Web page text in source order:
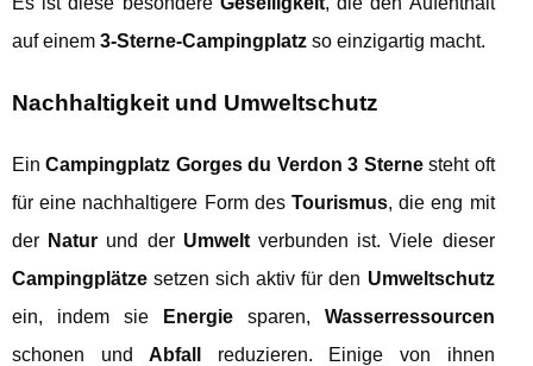
auf einem 3-Sterne-Campingplatz so einzigartig macht.
Nachhaltigkeit und Umweltschutz
EinCampingplatz Gorges du Verdon 3 Sternesteht oft
für eine nachhaltigere Form des Tourismus, die eng mit
der Natur und der Umweltverbunden ist. Viele dieser
Campingplätze setzen sich aktiv für den Umweltschutz
ein, indem sie
Energiesparen, Wasserressourcen
schonen undAbfall
reduzieren. Einige von ihnen